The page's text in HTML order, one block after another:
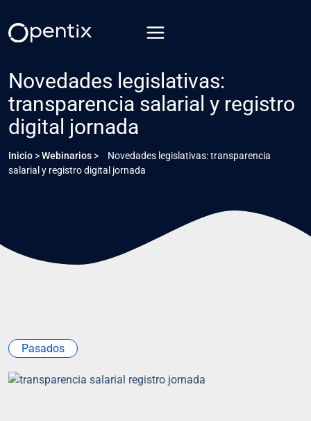
contenido
Novedades legislativas:
transparencia salarial y registro
digital jornada
Inicio >Webinarios >
Novedades legislativas: transparencia
salarial y registro digital jornada
Pasados